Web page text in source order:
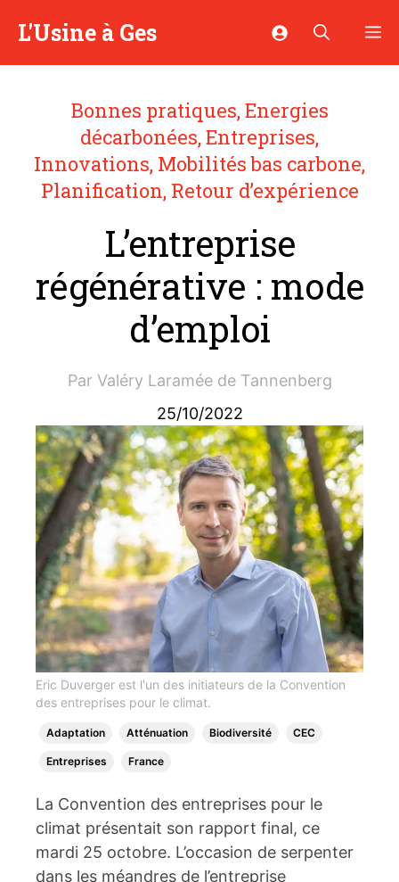
L'Usine à Ges
Bonnes pratiques,Energies
décarbonées,Entreprises,
Innovations, Mobilités bas carbone,
Planification, Retour d’expérience
L’entreprise
régénérative : mode
d’emploi
Par Valéry Laramée de Tannenberg
25/10/2022
Eric Duverger est l'un des initiateurs de la Convention
des entreprises pour le climat.
Adaptation Atténuation Biodiversité CEC
Entreprises France
La Convention des entreprises pour le
climat présentait son rapport final, ce
mardi 25 octobre. L’occasion de serpenter
dans les méandres de l’entreprise